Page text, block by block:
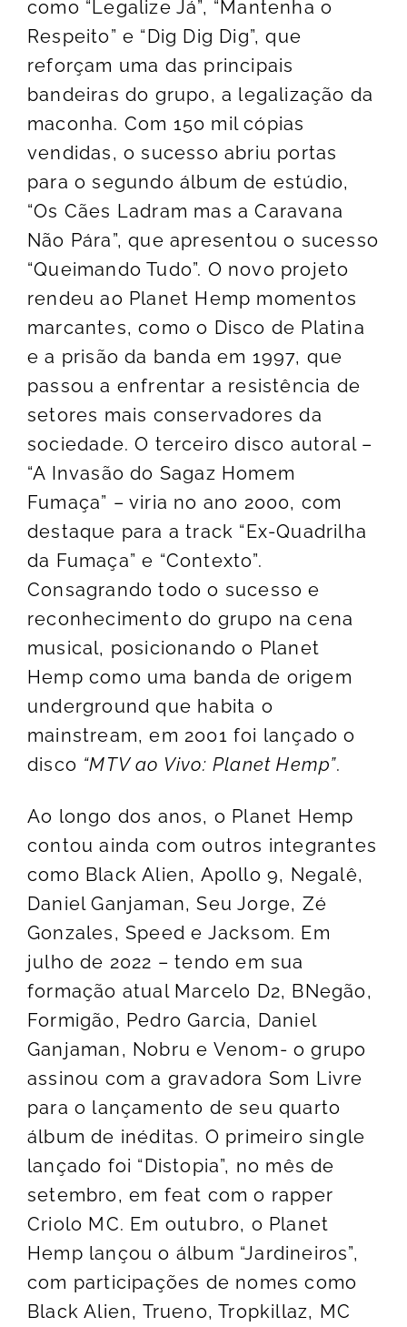
como “Legalize Já”, “Mantenha o
Respeito” e “Dig Dig Dig”, que
reforçam uma das principais
bandeiras do grupo, a legalização da
maconha. Com 150 mil cópias
vendidas, o sucesso abriu portas
para o segundo álbum de estúdio,
“Os Cães Ladram mas a Caravana
Não Pára”, que apresentou o sucesso
“Queimando Tudo”. O novo projeto
rendeu ao Planet Hemp momentos
marcantes, como o Disco de Platina
e a prisão da banda em 1997, que
passou a enfrentar a resistência de
setores mais conservadores da
sociedade. O terceiro disco autoral –
“A Invasão do Sagaz Homem
Fumaça” – viria no ano 2000, com
destaque para a track “Ex-Quadrilha
da Fumaça” e “Contexto”.
Consagrando todo o sucesso e
reconhecimento do grupo na cena
musical, posicionando o Planet
Hemp como uma banda de origem
underground que habita o
mainstream, em 2001 foi lançado o
disco “MTV ao Vivo: Planet Hemp”.
Ao longo dos anos, o Planet Hemp
contou ainda com outros integrantes
como Black Alien, Apollo 9, Negalê,
Daniel Ganjaman, Seu Jorge, Zé
Gonzales, Speed e Jacksom. Em
julho de 2022 – tendo em sua
formação atual Marcelo D2, BNegão,
Formigão, Pedro Garcia, Daniel
Ganjaman, Nobru e Venom- o grupo
assinou com a gravadora Som Livre
para o lançamento de seu quarto
álbum de inéditas. O primeiro single
lançado foi “Distopia”, no mês de
setembro, em feat com o rapper
Criolo MC. Em outubro, o Planet
Hemp lançou o álbum “Jardineiros”,
com participações de nomes como
Black Alien, Trueno, Tropkillaz, MC